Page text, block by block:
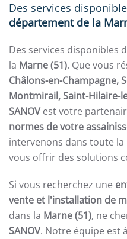
Des services
département de la
Des services disponibles
la Marne (51). Que vous
Châlons-en-Champagne,
Montmirail, Saint-Hilaire-
SANOV est votre
normes de votre
intervenons dans toute la
vous offrir des solutions
Si vous recherchez une
vente et l'installation de
dans la Marne (51), ne
SANOV. Notre équipe est